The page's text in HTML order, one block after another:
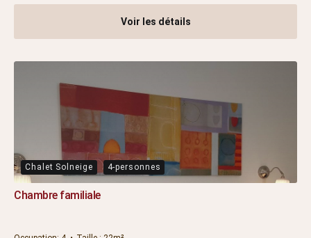
Voir les détails
Chalet Solneige 4-personnes
Chambre familiale